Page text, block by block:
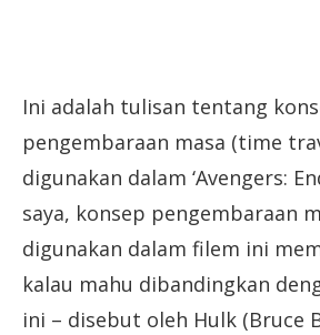
Ini adalah tulisan tentang
pengembaraan masa (time
digunakan dalam ‘Avengers:
saya, konsep pengembaraan
digunakan dalam filem ini
kalau mahu dibandingkan
ini – disebut oleh Hulk (Bruce